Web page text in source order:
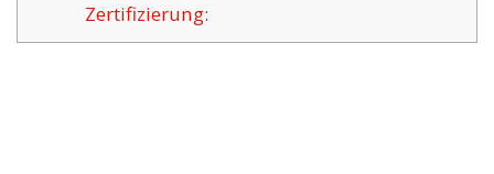
Zertifizierung: